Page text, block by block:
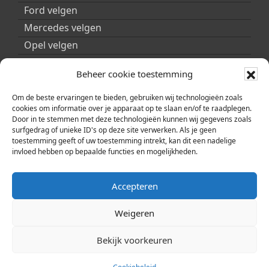
Beheer cookie toestemming
Om de beste ervaringen te bieden, gebruiken wij technologieën zoals
cookies om informatie over je apparaat op te slaan en/of te raadplegen.
Door in te stemmen met deze technologieën kunnen wij gegevens zoals
surfgedrag of unieke ID's op deze site verwerken. Als je geen
toestemming geeft of uw toestemming intrekt, kan dit een nadelige
invloed hebben op bepaalde functies en mogelijkheden.
Accepteren
Weigeren
Bekijk voorkeuren
Ford velgen
Mercedes velgen
Opel velgen
Peugeot velgen
Porsche velgen
Seat velgen
Skoda velgen
Smart velgen
Volkswagen velgen
© 2026 | Copyright ARA Automobility Center |